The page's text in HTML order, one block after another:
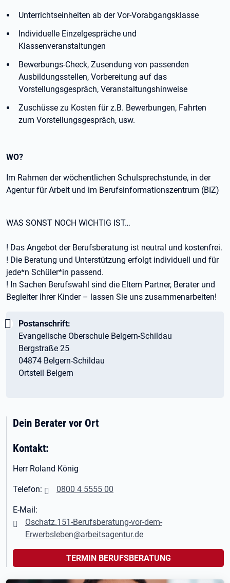
Unterrichtseinheiten ab der Vor-Vorabgangsklasse
Individuelle Einzelgespräche und
Klassenveranstaltungen
Bewerbungs-Check, Zusendung von passenden
Ausbildungsstellen, Vorbereitung auf das
Vorstellungsgespräch, Veranstaltungshinweise
Zuschüsse zu Kosten für z.B. Bewerbungen, Fahrten
zum Vorstellungsgespräch, usw.
WO?
Im Rahmen der wöchentlichen Schulsprechstunde, in der
Agentur für Arbeit und im Berufsinformationszentrum (BIZ)
WAS SONST NOCH WICHTIG IST…
! Das Angebot der Berufsberatung ist neutral und kostenfrei.
! Die Beratung und Unterstützung erfolgt individuell und für
jede*n Schüler*in passend.
! In Sachen Berufswahl sind die Eltern Partner, Berater und
Begleiter Ihrer Kinder – lassen Sie uns zusammenarbeiten!
Wichtig:
Postanschrift:
Evangelische Oberschule Belgern-Schildau
Bergstraße 25
04874 Belgern-Schildau
Ortsteil Belgern
Dein Berater vor Ort
Kontakt:
Herr Roland König
Telefon: 0800 4 5555 00
E-Mail:
Oschatz.151-Berufsberatung-vor-dem-
Erwerbsleben@arbeitsagentur.de
TERMIN BERUFSBERATUNG